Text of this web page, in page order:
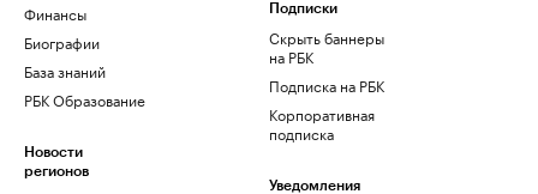
Финансы
Биографии
База знаний
РБК Образование
Новости
регионов
Подписки
Скрыть баннеры
на РБК
Подписка на РБК
Корпоративная
подписка
Уведомления